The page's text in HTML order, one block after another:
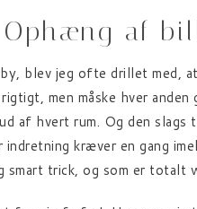
Ophæng af
blev jeg ofte drillet med,
men måske hver
af hvert rum. Og den slags
kræver en gang
smart trick, og som er totalt